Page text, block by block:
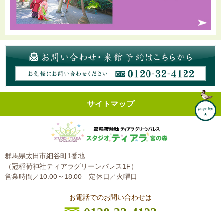
サイトマップ
群馬県太田市細谷町1番地
（冠稲荷神社ティアラグリーンパレス1F）
営業時間／10:00～18:00 定休日／火曜日
お電話でのお問い合わせは